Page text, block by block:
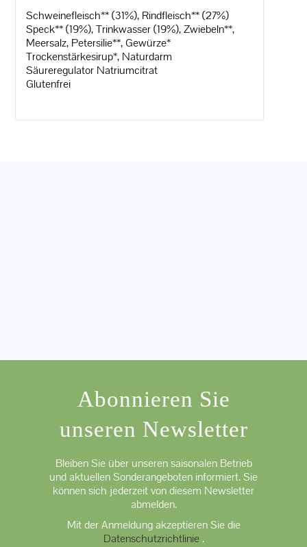
Schweinefleisch** (31%), Rindfleisch** (27%)
Speck** (19%), Trinkwasser (19%), Zwiebeln**,
Meersalz, Petersilie**, Gewürze*
Trockenstärkesirup*, Naturdarm
Säureregulator Natriumcitrat
Glutenfrei
Abonnieren Sie
unseren Newsletter
Bleiben Sie über unseren saisonalen Betrieb
und aktuellen Sonderangeboten informiert. Sie
können sich jederzeit von diesem Newsletter
abmelden.
Mit der Anmeldung akzeptieren Sie die
Datenschutzrichtlinie .